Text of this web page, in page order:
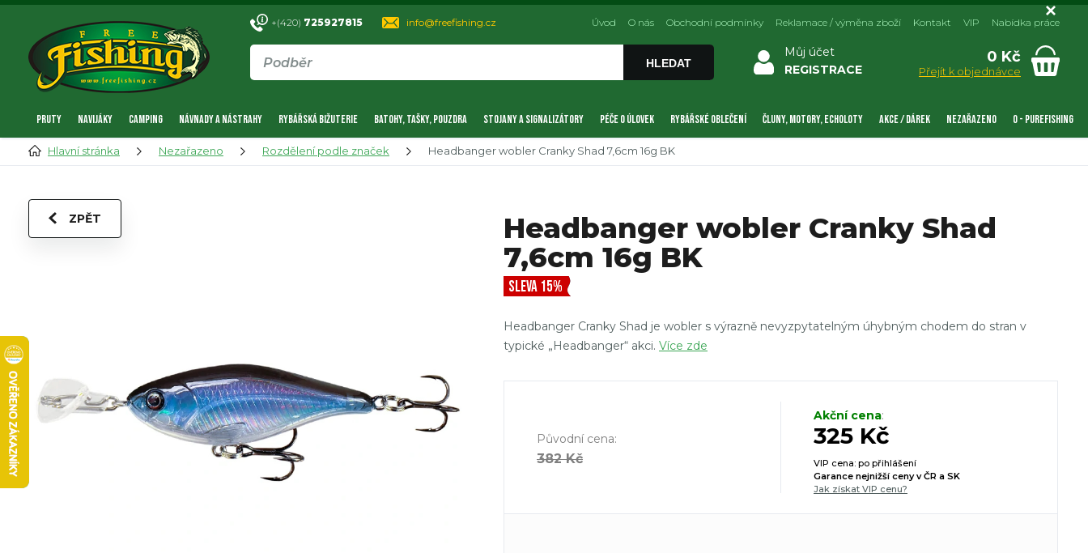
+(420) 725927815 info@freefishing.cz
HLEDAT
Můj účet
REGISTRACE
0 Kč
Přejít k objednávce
Úvod O nás Obchodní podmínky Reklamace / výměna zboží Kontakt VIP Nabídka práce
PRUTY NAVIJÁKY CAMPING NÁVNADY A NÁSTRAHY RYBÁŘSKÁ BIŽUTERIE BATOHY, TAŠKY, POUZDRA STOJANY A SIGNALIZÁTORY PÉČE O ÚLOVEK RYBÁŘSKÉ OBLEČENÍ ČLUNY, MOTORY, ECHOLOTY AKCE / DÁREK NEZAŘAZENO 0 - PUREFISHING
Hlavní stránka Nezařazeno Rozdělení podle značek Headbanger wobler Cranky Shad 7,6cm 16g BK
ZPĚT
Headbanger wobler Cranky Shad
7,6cm 16g BK
SLEVA 15%
Headbanger Cranky Shad je wobler s výrazně nevyzpytatelným úhybným chodem do stran v
typické „Headbanger“ akci. Více zde
Původní cena:
382 Kč
Akční cena:
325 Kč
VIP cena: po přihlášení
Garance nejnižší ceny v ČR a SK
Jak získat VIP cenu?